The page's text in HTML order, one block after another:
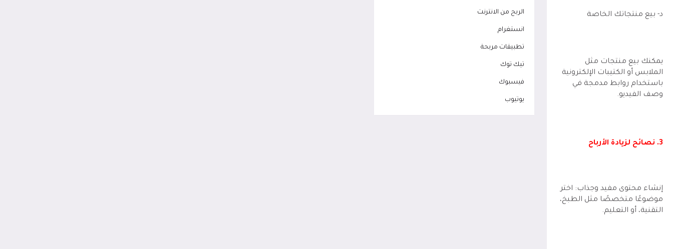
د- بيع منتجاتك الخاصة
يمكنك بيع منتجات مثل
الملابس أو الكتيبات الإلكترونية
باستخدام روابط مدمجة في
وصف الفيديو.
3. نصائح لزيادة الأرباح
إنشاء محتوى مفيد وجذاب: اختر
موضوعًا متخصصًا مثل الطبخ،
التقنية، أو التعليم.
الربح من الانترنت
انستغرام
تطبيقات مربحة
تيك توك
فيسبوك
يوتيوب